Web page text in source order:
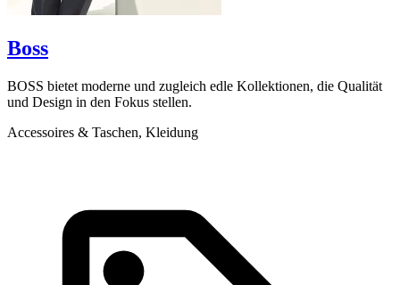
Boss
BOSS bietet moderne und zugleich edle Kollektionen, die Qualität
und Design in den Fokus stellen.
Accessoires & Taschen, Kleidung